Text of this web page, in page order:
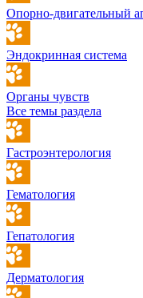
Опорно-двигательный
Эндокринная система
Органы чувств
Все темы раздела
Гастроэнтерология
Гематология
Гепатология
Дерматология